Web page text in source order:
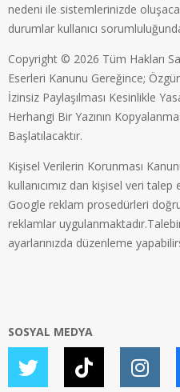
nedeni ile sistemlerinizde
durumlar kullanıcı
Copyright © 2026 Tüm Hakları
Eserleri Kanunu Gereğince;
İzinsiz Paylaşılması Kesinlikle
Herhangi Bir Yazının
Başlatılacaktır.
Kişisel Verilerin Korunması
kullanıcımız dan kişisel veri
Google reklam prosedürleri
reklamlar
ayarlarınızda düzenleme
SOSYAL MEDYA